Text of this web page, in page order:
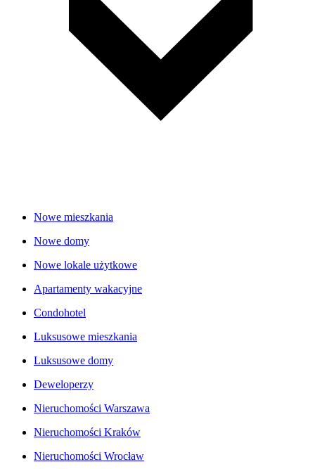
Nowe mieszkania
Nowe domy
Nowe lokale użytkowe
Apartamenty wakacyjne
Condohotel
Luksusowe mieszkania
Luksusowe domy
Deweloperzy
Nieruchomości Warszawa
Nieruchomości Kraków
Nieruchomości Wrocław